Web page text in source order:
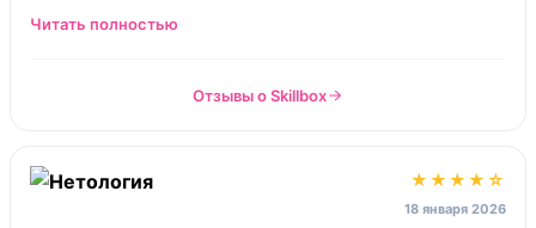
Отзывы о Skillbox
★★★★☆
18 января 2026